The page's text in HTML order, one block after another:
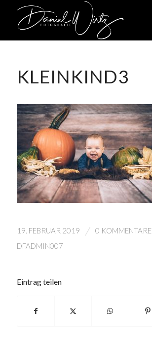
KLEINKIND3
19. FEBRUAR 2019 / 0 KOMMENTARE
DFADMIN007
Eintrag teilen